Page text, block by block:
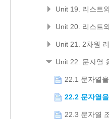
Unit 19. 리스트
Unit 20. 리스트
Unit 21. 2차원
Unit 22. 문자열
22.1 문자열
22.2 문자열
22.3 문자열